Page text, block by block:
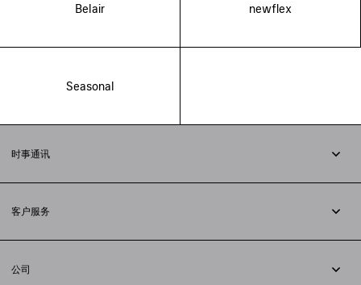
Belair newflex
Seasonal
时事通讯
客户服务
配送方式
公司